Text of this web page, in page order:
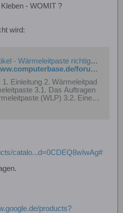
- WOMIT ?
wird:
Leserartikel - Wärmeleitpaste richtig auftragen
http://www.computerbase.de/forum/showthread.php?t=442318
3.1. Das Auftragen
(WLP) 3.2. Eine
catalo...d=0CDEQ8wIwAg#
products?